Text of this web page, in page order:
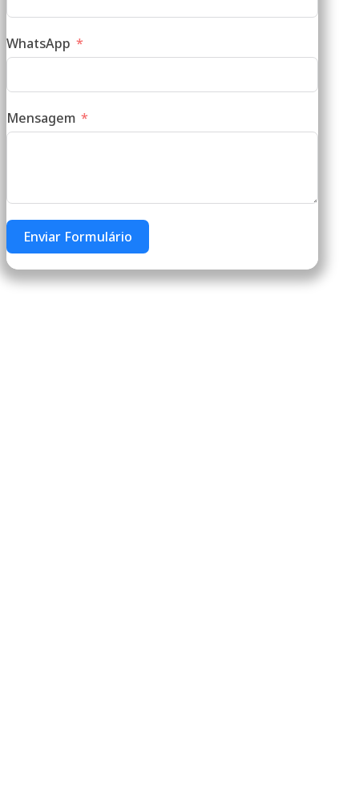
WhatsApp
Mensagem
Enviar Formulário